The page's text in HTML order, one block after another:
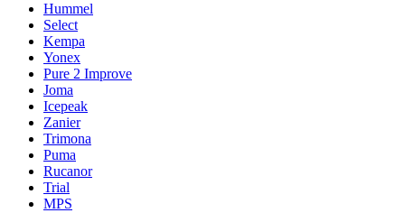
Hummel
Select
Kempa
Yonex
Pure 2 Improve
Joma
Icepeak
Zanier
Trimona
Puma
Rucanor
Trial
MPS